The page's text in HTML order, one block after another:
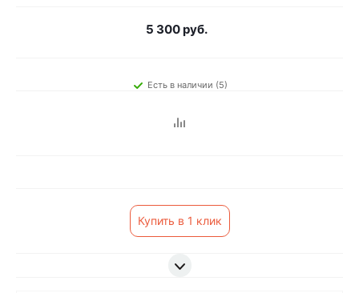
5 300 руб.
Есть в наличии (5)
Купить в 1 клик